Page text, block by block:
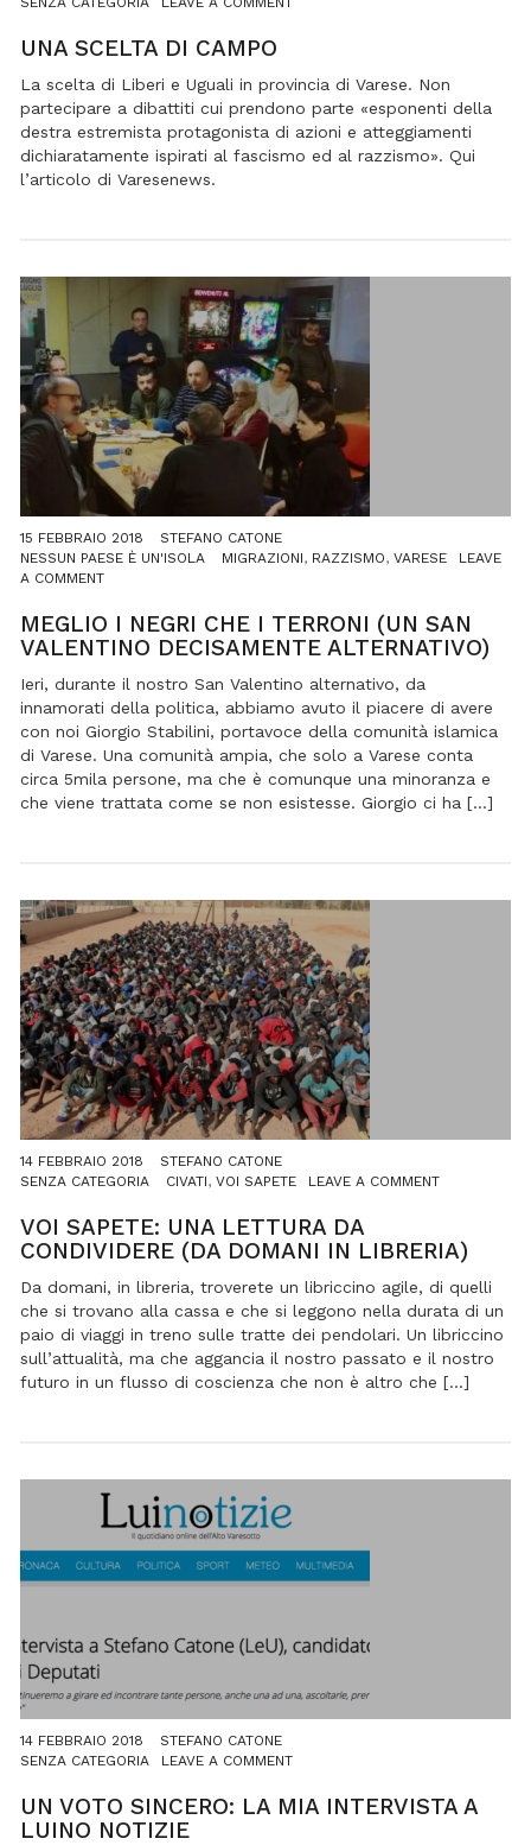
CAMPO
UNA SCELTA DI CAMPO
La scelta di Liberi e Uguali in provincia di Varese. Non
partecipare a dibattiti cui prendono parte «esponenti della
destra estremista protagonista di azioni e atteggiamenti
dichiaratamente ispirati al fascismo ed al razzismo». Qui
l’articolo di Varesenews.
15 FEBBRAIO 2018
STEFANO CATONE
NESSUN PAESE È UN'ISOLA
MIGRAZIONI, RAZZISMO,VARESE
LEAVE
A COMMENTON
I
NEGRI
CHE
(UN
SAN
VALENTINO
DECISAMENTE
ALTERNATIVO)
MEGLIO I NEGRI CHE I TERRONI (UN SAN
VALENTINO DECISAMENTE ALTERNATIVO)
Ieri, durante il nostro San Valentino alternativo, da
innamorati della politica, abbiamo avuto il piacere di avere
con noi Giorgio Stabilini, portavoce della comunità islamica
di Varese. Una comunità ampia, che solo a Varese conta
circa 5mila persone, ma che è comunque una minoranza e
che viene trattata come se non esistesse. Giorgio ci ha […]
14 FEBBRAIO 2018
STEFANO CATONE
SENZA CATEGORIA
CIVATI,VOI SAPETE LEAVE A COMMENTON
UNA
LETTURA
DA
(DA
DOMANI
IN
LIBRERIA)
VOI SAPETE: UNA LETTURA DA
CONDIVIDERE (DA DOMANI IN LIBRERIA)
Da domani, in libreria, troverete un libriccino agile, di quelli
che si trovano alla cassa e che si leggono nella durata di un
paio di viaggi in treno sulle tratte dei pendolari. Un libriccino
sull’attualità, ma che aggancia il nostro passato e il nostro
futuro in un flusso di coscienza che non è altro che […]
14 FEBBRAIO 2018
STEFANO CATONE
SENZA CATEGORIA
LEAVE A COMMENTON
VOTO
SINCERO:
UN VOTO SINCERO: LA MIA INTERVISTA A
LUINO NOTIZIE